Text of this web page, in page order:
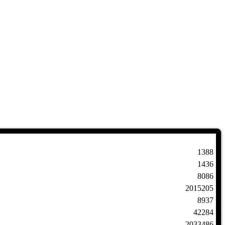
1388
1436
8086
2015205
8937
42284